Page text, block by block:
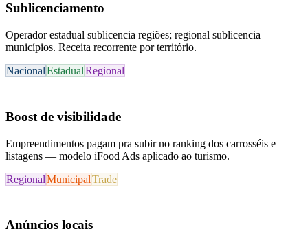
Sublicenciamento
Operador estadual sublicencia regiões; regional sublicencia
municípios. Receita recorrente por território.
NacionalEstadualRegional
Boost de visibilidade
Empreendimentos pagam pra subir no ranking dos carrosséis e
listagens — modelo iFood Ads aplicado ao turismo.
RegionalMunicipalTrade
Anúncios locais